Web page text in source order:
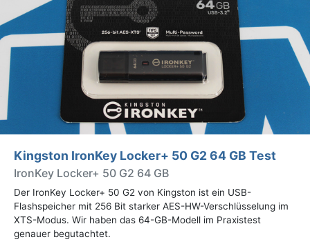
Kingston IronKey Locker+ 50 G2 64 GB Test
IronKey Locker+ 50 G2 64 GB
Der IronKey Locker+ 50 G2 von Kingston ist ein USB-
Flashspeicher mit 256 Bit starker AES-HW-Verschlüsselung im
XTS-Modus. Wir haben das 64-GB-Modell im Praxistest
genauer begutachtet.